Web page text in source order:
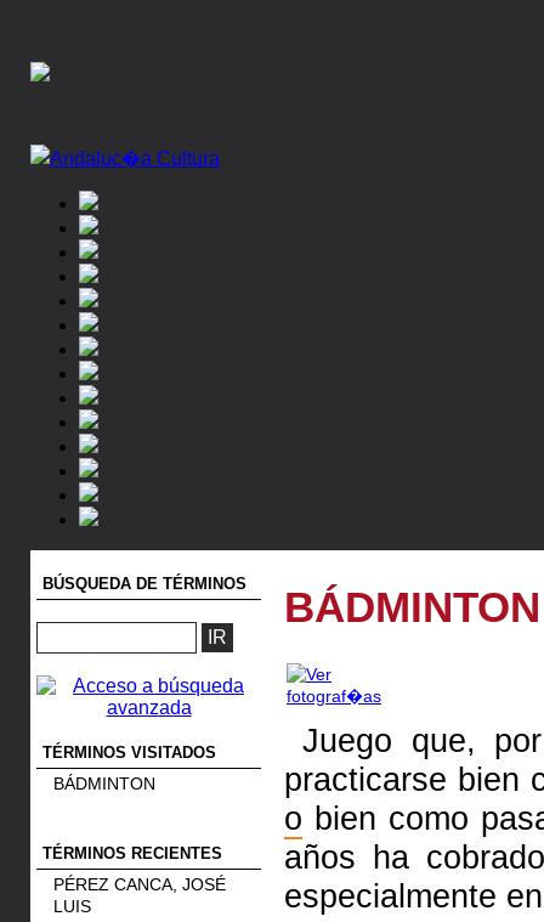
BÚSQUEDA DE TÉRMINOS
TÉRMINOS VISITADOS
BÁDMINTON
TÉRMINOS RECIENTES
PÉREZ CANCA, JOSÉ
LUIS
BÁDMINTON
Juego que,
practicarse bien
o bien como
años ha
especialmente